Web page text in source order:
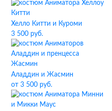
Хелло Китти и Куроми
3 500 руб.
Аладдин и Жасмин
от 3 500 руб.